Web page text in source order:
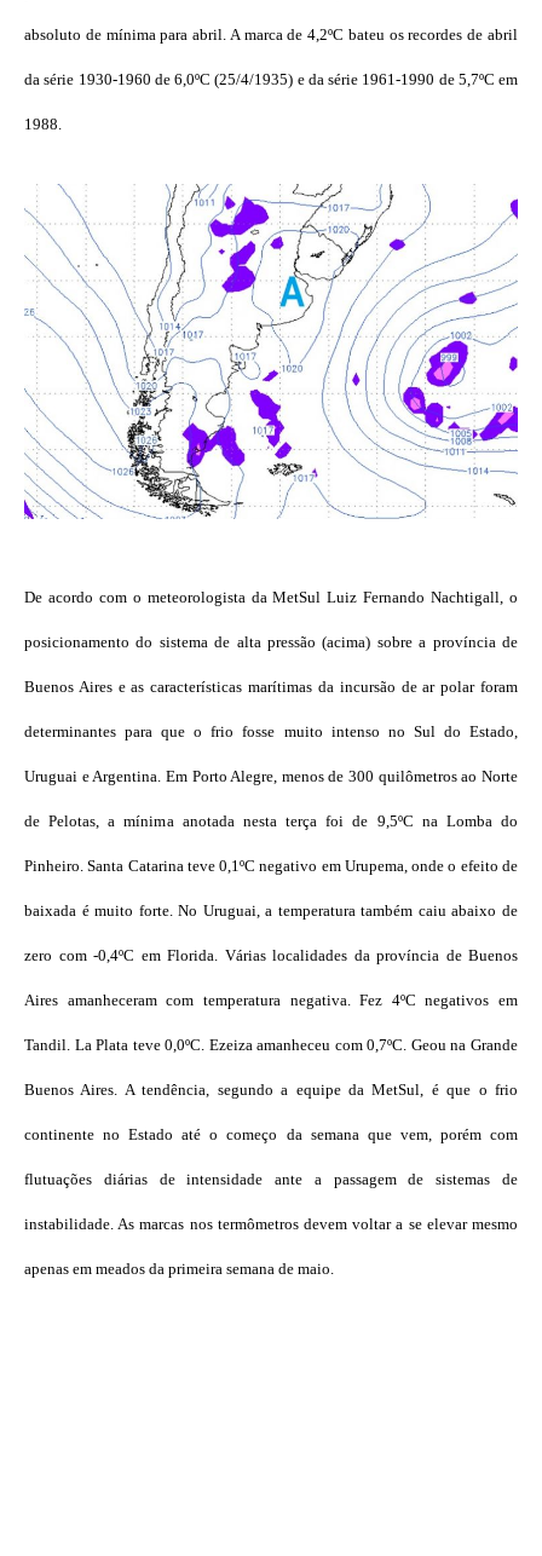
absoluto de mínima para abril. A marca de 4,2ºC bateu os recordes de abril
da série 1930-1960 de 6,0ºC (25/4/1935) e da série 1961-1990 de 5,7ºC em
1988.
De acordo com o meteorologista da MetSul Luiz Fernando Nachtigall, o
posicionamento do sistema de alta pressão (acima) sobre a província de
Buenos Aires e as características marítimas da incursão de ar polar foram
determinantes para que o frio fosse muito intenso no Sul do Estado,
Uruguai e Argentina. Em Porto Alegre, menos de 300 quilômetros ao Norte
de Pelotas, a mínima anotada nesta terça foi de 9,5ºC na Lomba do
Pinheiro. Santa Catarina teve 0,1ºC negativo em Urupema, onde o efeito de
baixada é muito forte. No Uruguai, a temperatura também caiu abaixo de
zero com -0,4ºC em Florida. Várias localidades da província de Buenos
Aires amanheceram com temperatura negativa. Fez 4ºC negativos em
Tandil. La Plata teve 0,0ºC. Ezeiza amanheceu com 0,7ºC. Geou na Grande
Buenos Aires. A tendência, segundo a equipe da MetSul, é que o frio
continente no Estado até o começo da semana que vem, porém com
flutuações diárias de intensidade ante a passagem de sistemas de
instabilidade. As marcas nos termômetros devem voltar a se elevar mesmo
apenas em meados da primeira semana de maio.